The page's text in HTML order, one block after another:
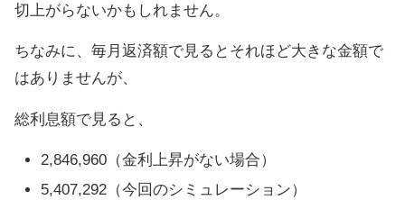
切上がらないかもしれません。
ちなみに、毎月返済額で見るとそれほど大きな金額で
はありませんが、
総利息額で見ると、
2,846,960（金利上昇がない場合）
5,407,292（今回のシミュレーション）